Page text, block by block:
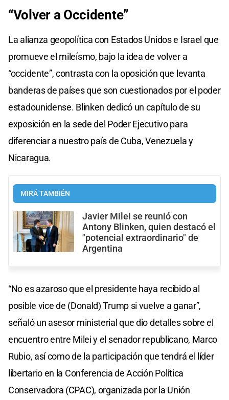
“Volver a Occidente”
La alianza geopolítica con Estados Unidos e Israel que
promueve el mileísmo, bajo la idea de volver a
“occidente”, contrasta con la oposición que levanta
banderas de países que son cuestionados por el poder
estadounidense. Blinken dedicó un capítulo de su
exposición en la sede del Poder Ejecutivo para
diferenciar a nuestro país de Cuba, Venezuela y
Nicaragua.
MIRÁ TAMBIÉN
Javier Milei se reunió con
Antony Blinken, quien destacó el
"potencial extraordinario" de
Argentina
“No es azaroso que el presidente haya recibido al
posible vice de (Donald) Trump si vuelve a ganar”,
señaló un asesor ministerial que dio detalles sobre el
encuentro entre Milei y el senador republicano, Marco
Rubio, así como de la participación que tendrá el líder
libertario en la Conferencia de Acción Política
Conservadora (CPAC), organizada por la Unión